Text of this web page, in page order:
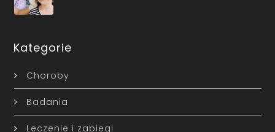
Kategorie
Choroby
Badania
Leczenie i zabiegi